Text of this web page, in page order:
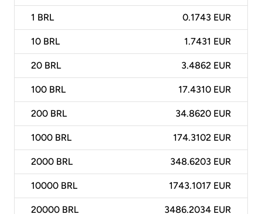
1 BRL 0.1743 EUR
10 BRL 1.7431 EUR
20 BRL 3.4862 EUR
100 BRL 17.4310 EUR
200 BRL 34.8620 EUR
1000 BRL 174.3102 EUR
2000 BRL 348.6203 EUR
10000 BRL 1743.1017 EUR
20000 BRL 3486.2034 EUR